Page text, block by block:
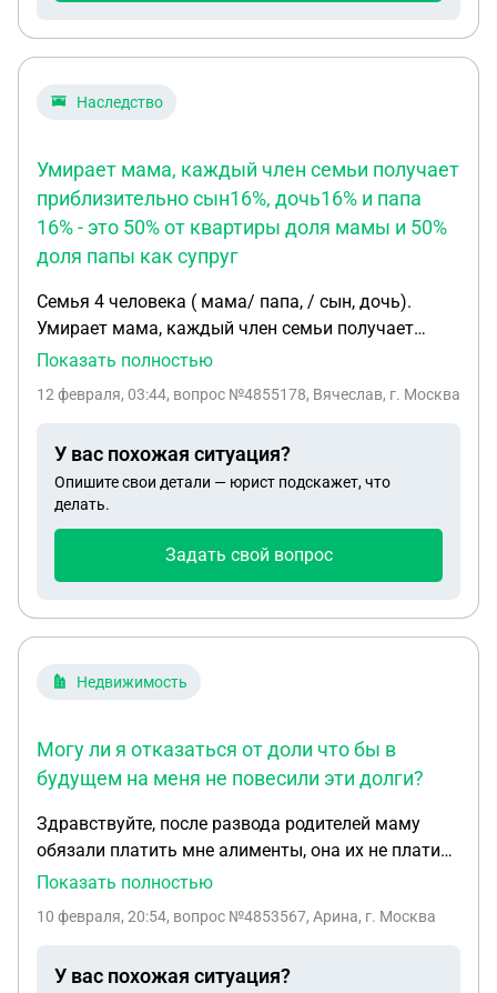
включать этот участок в наследство после отца и
нотариус отказывается оформлять сделку купли-
наследство? Можем ли мы напрямую обратиться
наша позиция верна, какой документ
(письменный отказ, заявление) нам потребовать
от нотариуса? Буду очень благодарна за
письменную консультацию
Наследство
Умирает мама, каждый член семьи получает
приблизительно сын16%, дочь16% и папа
16% - это 50% от квартиры доля мамы и 50%
доля папы как супруг
Семья 4 человека ( мама/ папа, / сын, дочь).
Умирает мама, каждый член семьи получает
приблизительно сын16%, дочь16% и папа 16% -
папы как супруг. На момент смерти мамы в
дочь-16% Сын16%. Умирает папа, на момент
жизни в квартире прописан и проживает сын,
который продолжает оплачивать коммунальные
В наследство никто не вступил в течении 6 мес.
в наследство имея свою долю 16% , ему
дочь не проявляла интерес к квартире?
Показать полностью
12 февраля, 03:44, вопрос №4855178, Вячеслав, г. Москва
У вас похожая ситуация?
Опишите свои детали — юрист подскажет, что
делать.
Задать свой вопрос
Недвижимость
Могу ли я отказаться от доли что бы в
будущем на меня не повесили эти долги?
Здравствуйте, после развода родителей маму
обязали платить мне алименты, она их не платила
и образовался долг свыше 1 млн, из-за этого у нее
несовершеннолетней она купила комнату на мат.
собственницей 1/4 доли комнаты. Какое-то время
Показать полностью
10 февраля, 20:54, вопрос №4853567, Арина, г. Москва
У вас похожая ситуация?